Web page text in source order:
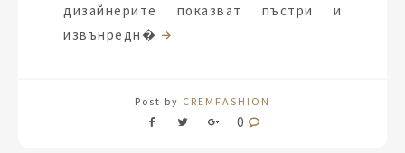
дизайнерите показват пъстри и
извънредн�
Post by CREMFASHION
0